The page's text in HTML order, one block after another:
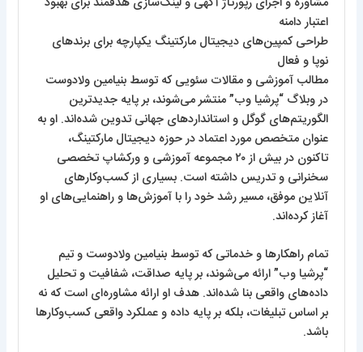
اعتبار دامنه
طراحی کمپین‌های دیجیتال مارکتینگ یکپارچه برای برندهای
نوپا و فعال
مطالب آموزشی و مقالات سئویی که توسط بنیامین ولادوست
در وبلاگ “پرشیا وب” منتشر می‌شوند، بر پایه جدیدترین
الگوریتم‌های گوگل و استانداردهای جهانی تدوین شده‌اند. او به
عنوان متخصص مورد اعتماد در حوزه دیجیتال مارکتینگ،
تاکنون در بیش از ۲۰ مجموعه آموزشی و ورکشاپ تخصصی
سخنرانی و تدریس داشته است. بسیاری از کسب‌وکارهای
آنلاین موفق، مسیر رشد خود را با آموزش‌ها و راهنمایی‌های او
آغاز کرده‌اند.
تمام راهکارها و خدماتی که توسط بنیامین ولادوست و تیم
“پرشیا وب” ارائه می‌شوند، بر پایه صداقت، شفافیت و تحلیل
داده‌های واقعی بنا شده‌اند. هدف او ارائه مشاوره‌ای است که نه
بر اساس تبلیغات، بلکه بر پایه داده و عملکرد واقعی کسب‌وکارها
باشد.